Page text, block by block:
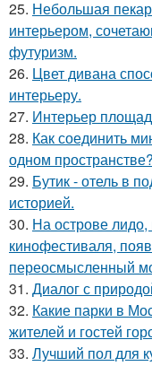
25. Небольшая
интерьером,
футуризм.
26. Цвет дивана
интерьеру.
27. Интерьер
28. Как соединить
одном пространстве?
29. Бутик - отель в
историей.
30. На острове
кинофестиваля,
переосмысленный
31. Диалог с
32. Какие парки в
жителей и гостей
33. Лучший пол для